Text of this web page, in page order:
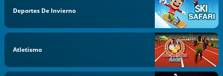
Deportes De Invierno
Atletismo